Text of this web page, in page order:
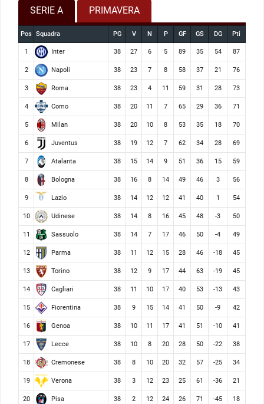
SERIE A PRIMAVERA
Pos Squadra PG V N P GF GS DG Pti
1 Inter 38 27 6 5 89 35 54 87
2 Napoli 38 23 7 8 58 37 21 76
3 Roma 38 23 4 11 59 31 28 73
4 Como 38 20 11 7 65 29 36 71
5 Milan 38 20 10 8 53 35 18 70
6 Juventus 38 19 12 7 62 34 28 69
7 Atalanta 38 15 14 9 51 36 15 59
8 Bologna 38 16 8 14 49 46 3 56
9 Lazio 38 14 12 12 41 40 1 54
10 Udinese 38 14 8 16 45 48 -3 50
11 Sassuolo 38 14 7 17 46 50 -4 49
12 Parma 38 11 12 15 28 46 -18 45
13 Torino 38 12 9 17 44 63 -19 45
14 Cagliari 38 11 10 17 40 53 -13 43
15 Fiorentina 38 9 15 14 41 50 -9 42
16 Genoa 38 10 11 17 41 51 -10 41
17 Lecce 38 10 8 20 28 50 -22 38
18 Cremonese 38 8 10 20 32 57 -25 34
19 Verona 38 3 12 23 25 61 -36 21
20 Pisa 38 2 12 24 26 71 -45 18